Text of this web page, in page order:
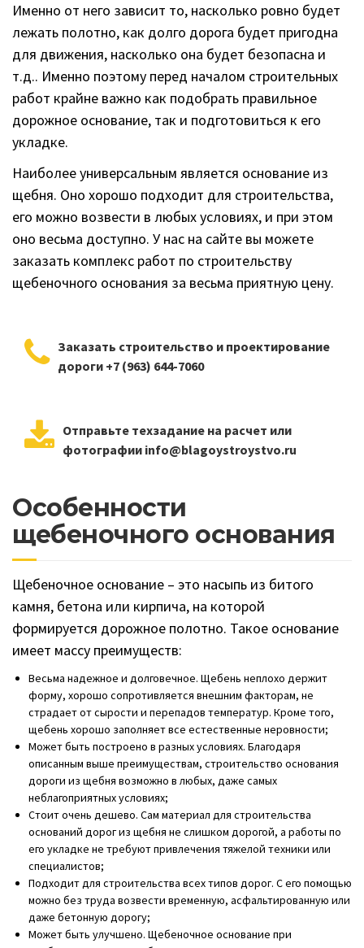
Именно от него зависит то, насколько ровно будет
лежать полотно, как долго дорога будет пригодна
для движения, насколько она будет безопасна и
т.д.. Именно поэтому перед началом строительных
работ крайне важно как подобрать правильное
дорожное основание, так и подготовиться к его
укладке.
Наиболее универсальным является основание из
щебня. Оно хорошо подходит для строительства,
его можно возвести в любых условиях, и при этом
оно весьма доступно. У нас на сайте вы можете
заказать комплекс работ по строительству
щебеночного основания за весьма приятную цену.
Заказать строительство и проектирование
дороги +7 (963) 644-7060
Отправьте техзадание на расчет или
фотографии info@blagoystroystvo.ru
Особенности
щебеночного основания
Щебеночное основание – это насыпь из битого
камня, бетона или кирпича, на которой
формируется дорожное полотно. Такое основание
имеет массу преимуществ:
Весьма надежное и долговечное. Щебень неплохо держит
форму, хорошо сопротивляется внешним факторам, не
страдает от сырости и перепадов температур. Кроме того,
щебень хорошо заполняет все естественные неровности;
Может быть построено в разных условиях. Благодаря
описанным выше преимуществам, строительство основания
дороги из щебня возможно в любых, даже самых
неблагоприятных условиях;
Стоит очень дешево. Сам материал для строительства
оснований дорог из щебня не слишком дорогой, а работы по
его укладке не требуют привлечения тяжелой техники или
специалистов;
Подходит для строительства всех типов дорог. С его помощью
можно без труда возвести временную, асфальтированную или
даже бетонную дорогу;
Может быть улучшено. Щебеночное основание при